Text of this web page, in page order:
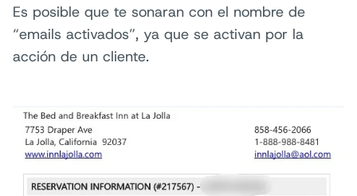
Es posible que te sonaran con el nombre de
“emails activados”, ya que se activan por la
acción de un cliente.